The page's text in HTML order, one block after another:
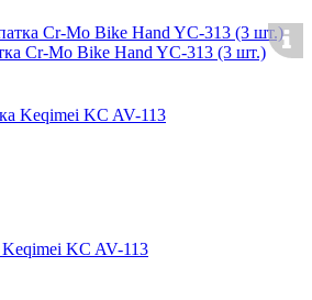
Cr-Mo Bike Hand YC-313 (3 шт.)
Keqimei KC AV-113